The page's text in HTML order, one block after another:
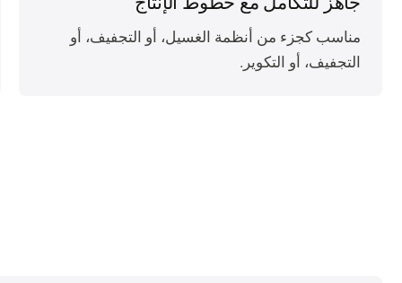
مناسب كجزء من أنظمة الغسيل، أو التجفيف، أو
التجفيف، أو التكوير.